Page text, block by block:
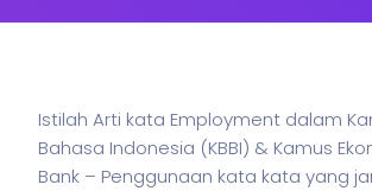
Istilah Arti kata Employment dalam
Bahasa Indonesia (KBBI) & Kamus
Bank – Penggunaan kata kata yang